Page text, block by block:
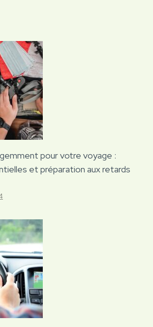
pour votre voyage :
et préparation aux retards